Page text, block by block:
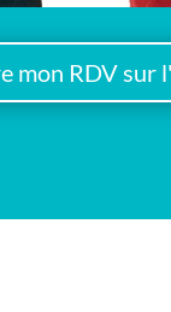
mon RDV sur